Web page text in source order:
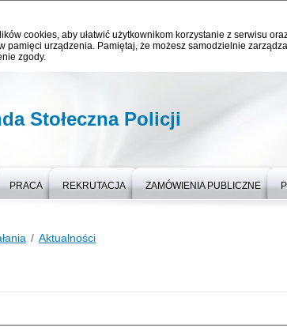
cookies, aby ułatwić użytkownikom korzystanie z serwisu
pamięci urządzenia. Pamiętaj, że możesz samodzielnie
zgody.
Stołeczna Policji
PRACA REKRUTACJA ZAMÓWIENIA PUBLICZNE
Aktualności